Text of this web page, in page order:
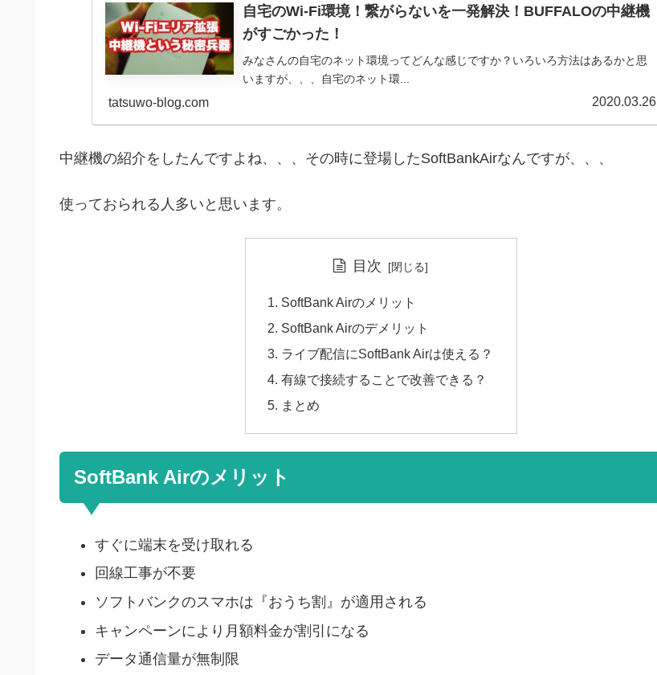
自宅のWi-Fi環境！繋がらないを一発解決！BUFFALOの中継機
がすごかった！
みなさんの自宅のネット環境ってどんな感じですか？いろいろ方法はあるかと思
いますが、、、自宅のネット環...
tatsuwo-blog.com 2020.03.26
中継機の紹介をしたんですよね、、、その時に登場したSoftBankAirなんですが、、、
使っておられる人多いと思います。
目次
SoftBank Airのメリット
SoftBank Airのデメリット
ライブ配信にSoftBank Airは使える？
有線で接続することで改善できる？
まとめ
SoftBank Airのメリット
すぐに端末を受け取れる
回線工事が不要
ソフトバンクのスマホは『おうち割』が適用される
キャンペーンにより月額料金が割引になる
データ通信量が無制限